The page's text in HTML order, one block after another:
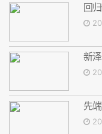
回
新
先